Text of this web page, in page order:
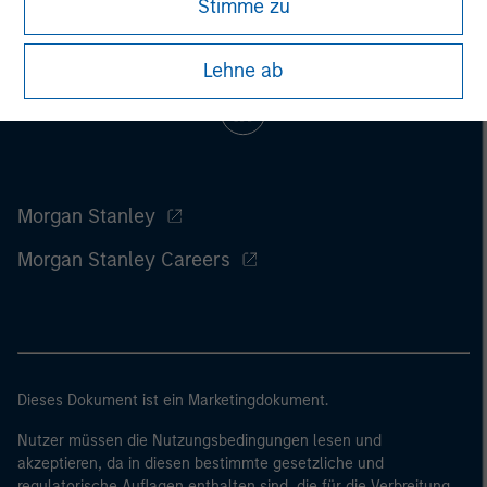
Stimme zu
Lehne ab
Morgan Stanley
Morgan Stanley Careers
Dieses Dokument ist ein Marketingdokument.
Nutzer müssen die Nutzungsbedingungen lesen und
akzeptieren, da in diesen bestimmte gesetzliche und